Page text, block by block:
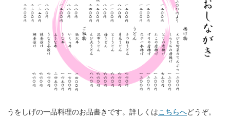
うをしげの一品料理のお品書きです。詳しくはこちらへどうぞ。